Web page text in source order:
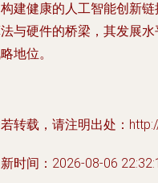
建健康的人工智能创新
与硬件的桥梁，其发展
地位。
转载，请注明出处：
时间：2026-08-06